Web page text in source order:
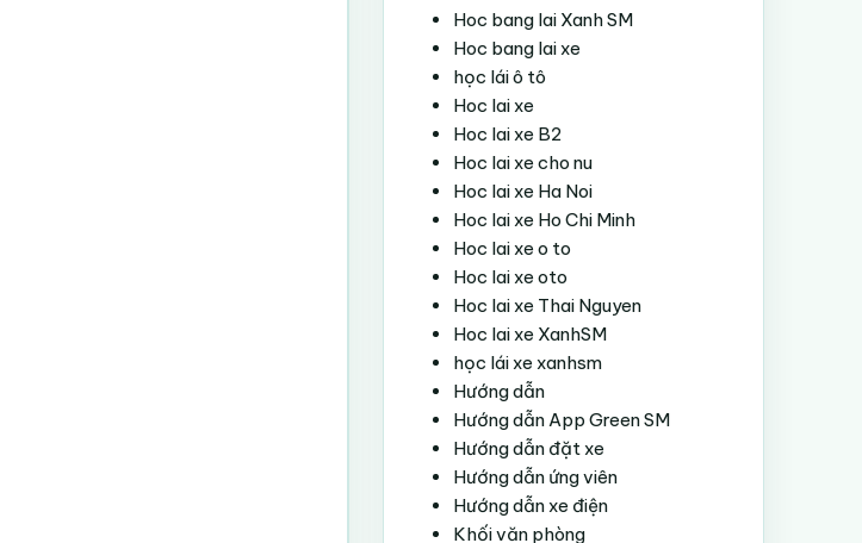
Hoc bang lai Xanh SM
Hoc bang lai xe
học lái ô tô
Hoc lai xe
Hoc lai xe B2
Hoc lai xe cho nu
Hoc lai xe Ha Noi
Hoc lai xe Ho Chi Minh
Hoc lai xe o to
Hoc lai xe oto
Hoc lai xe Thai Nguyen
Hoc lai xe XanhSM
học lái xe xanhsm
Hướng dẫn
Hướng dẫn App Green SM
Hướng dẫn đặt xe
Hướng dẫn ứng viên
Hướng dẫn xe điện
Khối văn phòng